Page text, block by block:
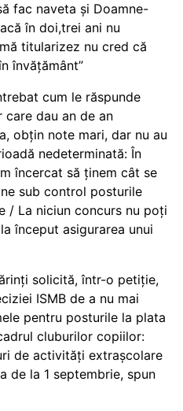
fac naveta și Doamne-
în doi,trei ani nu
titularizez nu cred că
învățământ”
cum le răspunde
care dau an de an
obțin note mari, dar nu au
nedeterminată: În
încercat să ținem cât se
sub control posturile
/ La niciun concurs nu poți
început asigurarea unui
solicită, într-o petiție,
ISMB de a nu mai
pentru posturile la plata
cluburilor copiilor:
de activități extrașcolare
de la 1 septembrie, spun